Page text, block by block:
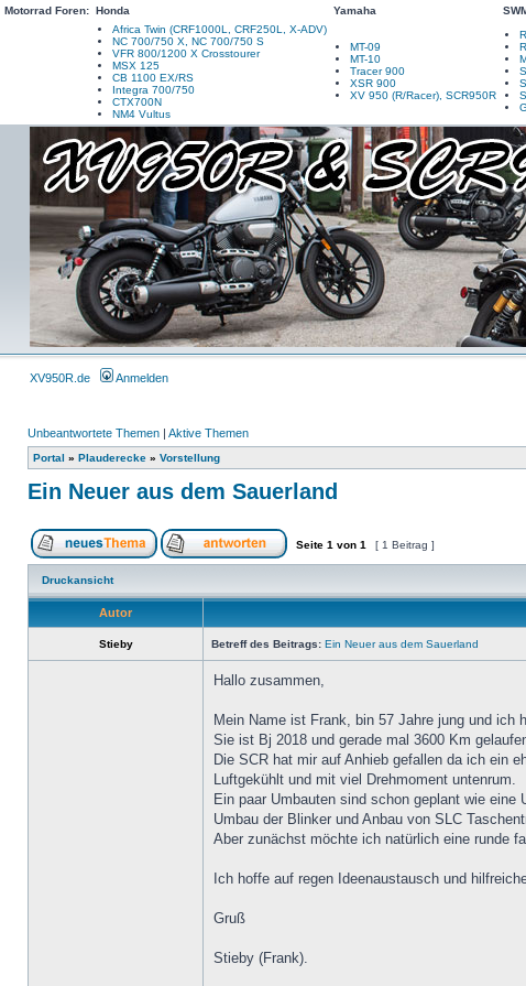
Motorrad Foren: Honda Yamaha
Africa Twin (CRF1000L, CRF250L, X-ADV)
NC 700/750 X, NC 700/750 S
VFR 800/1200 X Crosstourer
MSX 125
CB 1100 EX/RS
Integra 700/750
CTX700N
NM4 Vultus
MT-09
MT-10
Tracer 900
XSR 900
XV 950 (R/Racer), SCR950R
XV950R.de Anmelden
Unbeantwortete Themen | Aktive Themen
Portal » Plauderecke » Vorstellung
Ein Neuer aus dem Sauerland
Seite 1 von 1 [ 1 Beitrag ]
Druckansicht
Autor
Stieby Betreff des Beitrags: Ein Neuer aus dem Sauerland
Hallo zusammen,
Mein Name ist Frank, bin 57 Jahre jung und ich
Sie ist Bj 2018 und gerade mal 3600 Km
Die SCR hat mir auf Anhieb gefallen da ich ein
Luftgekühlt und mit viel Drehmoment untenrum.
Ein paar Umbauten sind schon geplant wie
Umbau der Blinker und Anbau von SLC
Aber zunächst möchte ich natürlich eine runde
Ich hoffe auf regen Ideenaustausch und
Gruß
Stieby (Frank).